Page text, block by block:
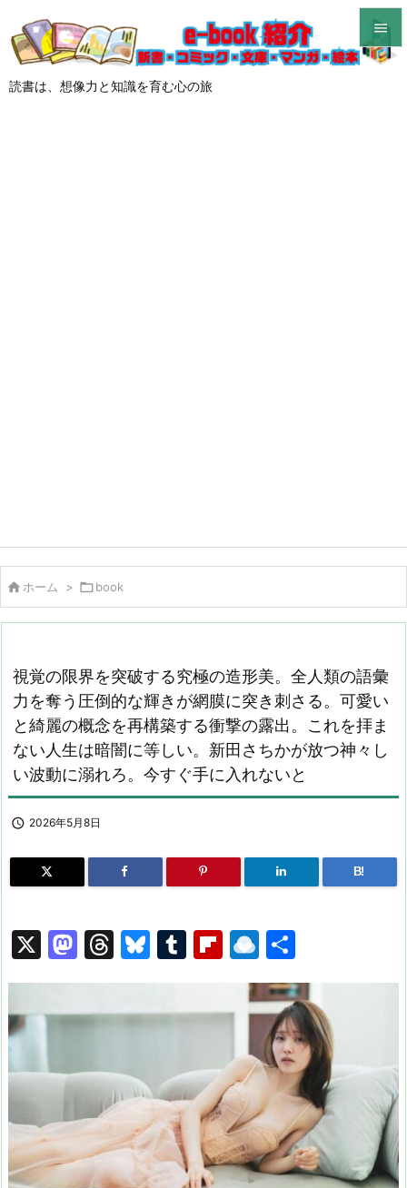
読書は、想像力と知識を育む心の旅


ホーム > book
視覚の限界を突破する究極の造形美。全人類の語彙
力を奪う圧倒的な輝きが網膜に突き刺さる。可愛い
と綺麗の概念を再構築する衝撃の露出。これを拝ま
ない人生は暗闇に等しい。新田さちかが放つ神々し
い波動に溺れろ。今すぐ手に入れないと
 2026年5月8日
B!
X
M
a
o
o
n
T
hr
a
s
Bl
u
s
y
T
m
bl
Fl
ip
b
o
ar
d
R
ai
n
dr
o
p.
io
有